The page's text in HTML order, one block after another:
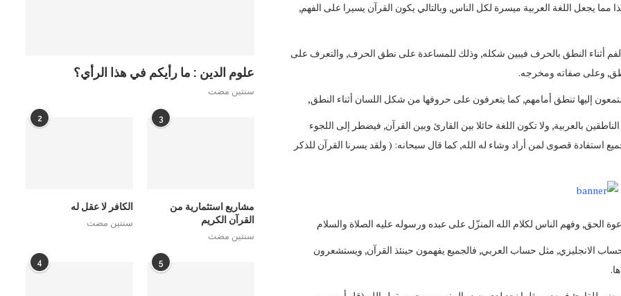
مما يجعل اللغة العربية ميسرة لكل الناس, وبالتالي يكون القرآن يسيرا على الفهم,
أثناء النطق بالحرف فيبين شكله, وذلك للمساعدة على نطق الحرف, والتعرف على
وعلى صفاته ومخرجه.
إليها تنطق أمامهم, كما يتعرفون على حروفها من شكل اللسان أثناء النطق,
بالعربية, ولا تكون اللغة حائلا بين القارئ وبين القرآن, فيضطر إلى اللجوء
استفادة قصوى لمن أراد وشاء له الله, كما قال سبحانه: ( ولقد يسرنا القرآن للذكر
الحق, وفهم الناس لكلام الله المنزّل على عبده ورسوله عليه الصلاة والسلام
الانجليزي, مثل حساب العربي, فالجميع يفهمون حينئذ القرآن, ويستشعرون
علوم الدين : ما رأيكم في هذا الرأي؟
سنتين مضت
2
الكافر لا عقل له
سنتين مضت
3
مشاريع استثمارية من
القرآن الكريم
سنتين مضت
4 5